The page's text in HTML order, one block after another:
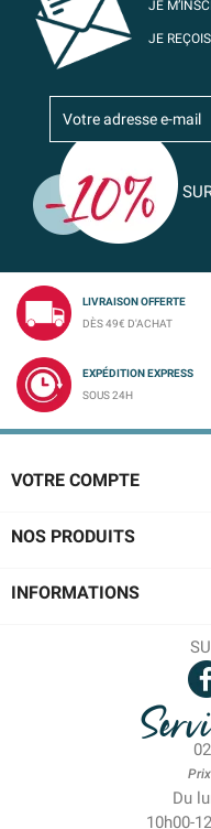
JE
JE
LIVRAISON OFFERTE
DÈS 49€ D'ACHAT
EXPÉDITION EXPRESS
SOUS 24H
VOTRE COMPTE
NOS PRODUITS
INFORMATIONS
Du
10h00-